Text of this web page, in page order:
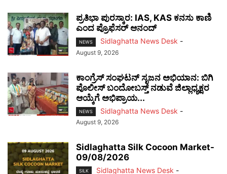
ಪ್ರತಿಭಾ ಪುರಸ್ಕಾರ: IAS, KAS ಕನಸು ಕಾಣಿ
ಎಂದ ಪ್ರೊಫೆಸರ್ ಆನಂದ್
NEWS Sidlaghatta News Desk -
August 9, 2026
ಕಾಂಗ್ರೆಸ್ ಸಂಘಟನ್ ಸೃಜನ ಅಭಿಯಾನ: ಬಿಗಿ
ಪೊಲೀಸ್ ಬಂದೋಬಸ್ತ್ ನಡುವೆ ಜಿಲ್ಲಾಧ್ಯಕ್ಷರ
ಆಯ್ಕೆಗೆ ಅಭಿಪ್ರಾಯ...
NEWS Sidlaghatta News Desk -
August 9, 2026
Sidlaghatta Silk Cocoon Market-
09/08/2026
SILK Sidlaghatta News Desk -